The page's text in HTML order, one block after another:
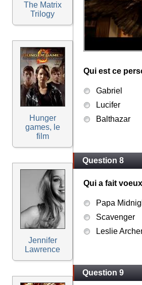
The Matrix
Trilogy
Hunger
games, le
film
Jennifer
Lawrence
Qui est ce
Gabriel
Lucifer
Balthazar
Question 8
Qui a fait
Papa
Scavenger
Leslie
Question 9